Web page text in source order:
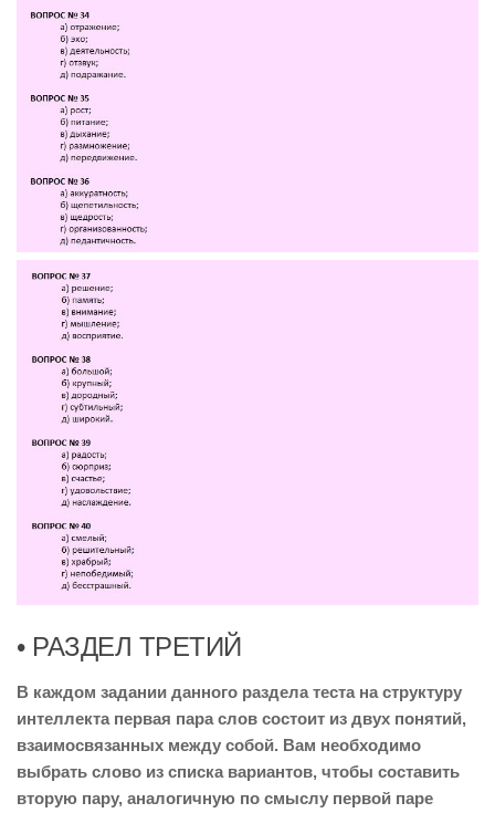
• РАЗДЕЛ ТРЕТИЙ
В каждом задании данного раздела теста на структуру
интеллекта первая пара слов состоит из двух понятий,
взаимосвязанных между собой. Вам необходимо
выбрать слово из списка вариантов, чтобы составить
вторую пару, аналогичную по смыслу первой паре